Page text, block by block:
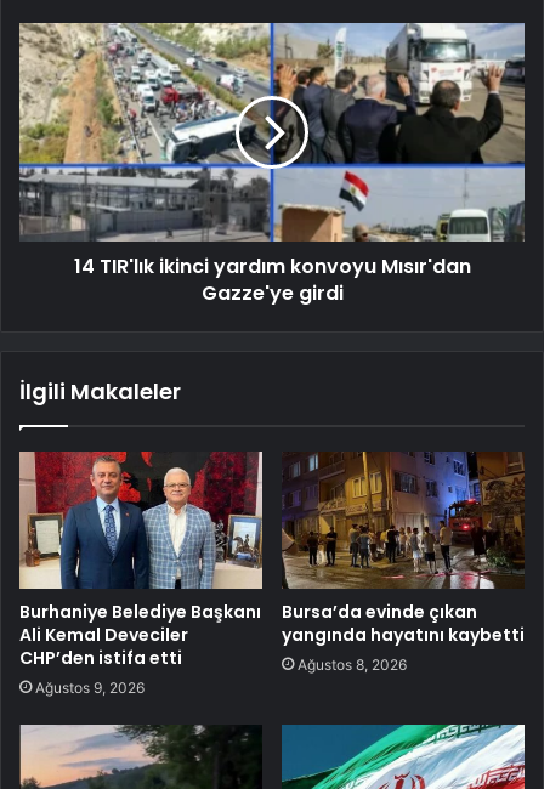
14 TIR'lık ikinci yardım konvoyu Mısır'dan
Gazze'ye girdi
İlgili Makaleler
Burhaniye Belediye Başkanı
Ali Kemal Deveciler
CHP’den istifa etti
Ağustos 9, 2026
Bursa’da evinde çıkan
yangında hayatını kaybetti
Ağustos 8, 2026